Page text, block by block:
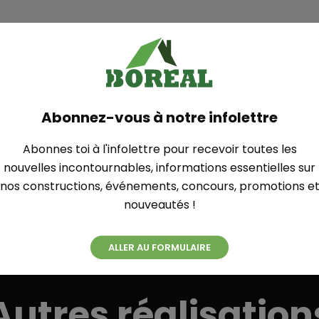
Plan
LAVIOLETTE
Abonnez-vous à notre infolettre
Abonnes toi à l'infolettre pour recevoir toutes les
nouvelles incontournables, informations essentielles sur
nos constructions, événements, concours, promotions et
nouveautés !
ALLER AU FORMULAIRE